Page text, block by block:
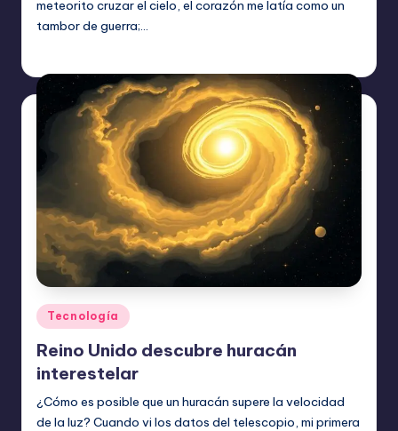
meteorito cruzar el cielo, el corazón me latía como un
tambor de guerra;…
Publicado
en
Tecnología
Reino Unido descubre huracán
interestelar
¿Cómo es posible que un huracán supere la velocidad
de la luz? Cuando vi los datos del telescopio, mi primera